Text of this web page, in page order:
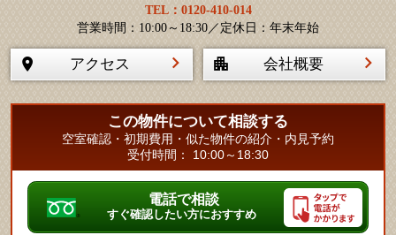
TEL：0120-410-014
営業時間：10:00～18:30／定休日：年末年始
アクセス 会社概要
この物件について相談する
空室確認・初期費用・似た物件の紹介・内見予約
受付時間： 10:00～18:30
電話で相談
すぐ確認したい方におすすめ